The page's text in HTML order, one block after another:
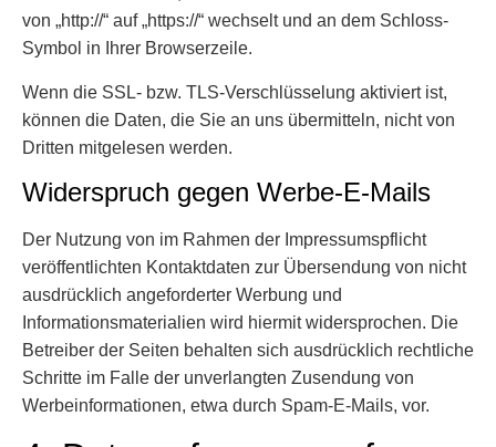
von „http://“ auf „https://“ wechselt und an dem Schloss-
Symbol in Ihrer Browserzeile.
Wenn die SSL- bzw. TLS-Verschlüsselung aktiviert ist,
können die Daten, die Sie an uns übermitteln, nicht von
Dritten mitgelesen werden.
Widerspruch gegen Werbe-E-Mails
Der Nutzung von im Rahmen der Impressumspflicht
veröffentlichten Kontaktdaten zur Übersendung von nicht
ausdrücklich angeforderter Werbung und
Informationsmaterialien wird hiermit widersprochen. Die
Betreiber der Seiten behalten sich ausdrücklich rechtliche
Schritte im Falle der unverlangten Zusendung von
Werbeinformationen, etwa durch Spam-E-Mails, vor.